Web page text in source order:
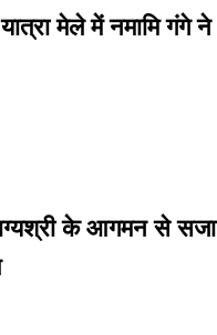
मेले में नमामि गंगे ने
के आगमन से सजा